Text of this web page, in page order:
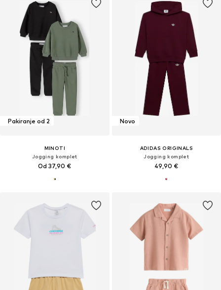
Pakiranje od 2
MINOTI
Jogging komplet
Od 37,90 €
Novo
ADIDAS ORIGINALS
Jogging komplet
49,90 €